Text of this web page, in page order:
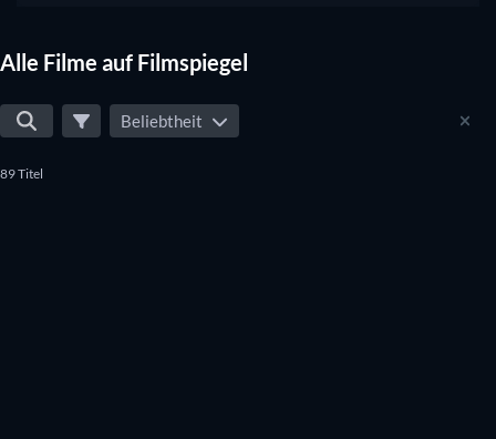
Alle Filme auf Filmspiegel
Beliebtheit
89 Titel